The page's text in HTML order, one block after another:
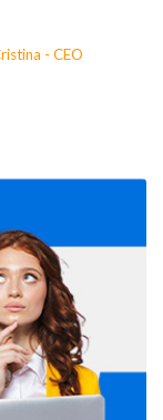
- CEO